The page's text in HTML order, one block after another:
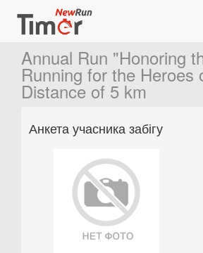
Annual Run "Honoring
Running for the Heroes
Distance of 5 km
Анкета учасника забігу